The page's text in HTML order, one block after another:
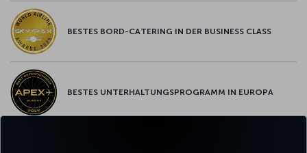
BESTES BORD-CATERING IN DER BUSINESS CLASS
BESTES UNTERHALTUNGSPROGRAMM IN EUROPA